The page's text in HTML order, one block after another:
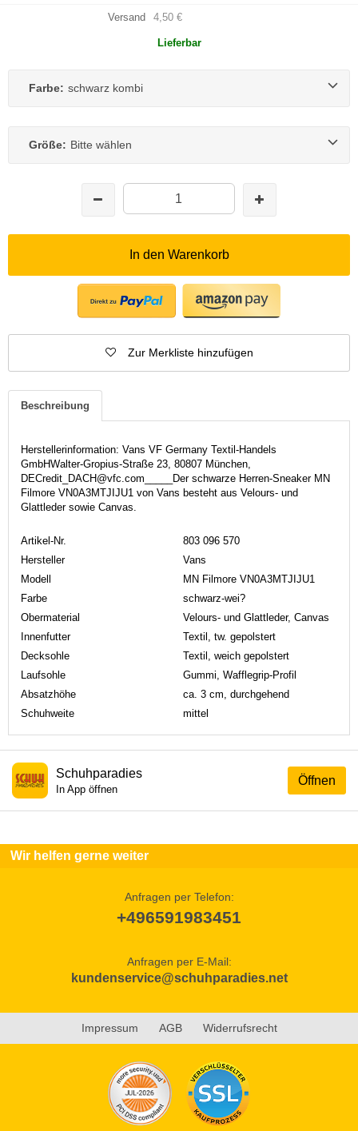
Versand 4,50 €
Lieferbar
Farbe: schwarz kombi
Größe: Bitte wählen
In den Warenkorb
Zur Merkliste hinzufügen
Beschreibung
Herstellerinformation: Vans VF Germany Textil-Handels
GmbHWalter-Gropius-Straße 23, 80807 München,
DECredit_DACH@vfc.com_____Der schwarze Herren-Sneaker MN
Filmore VN0A3MTJIJU1 von Vans besteht aus Velours- und
Glattleder sowie Canvas.
Artikel-Nr.
803 096 570
Hersteller
Vans
Modell
MN Filmore VN0A3MTJIJU1
Farbe
schwarz-wei?
Obermaterial
Velours- und Glattleder, Canvas
Innenfutter
Textil, tw. gepolstert
Decksohle
Textil, weich gepolstert
Laufsohle
Gummi, Wafflegrip-Profil
Absatzhöhe
ca. 3 cm, durchgehend
Schuhweite
mittel
Öffnen
Schuhparadies
In App öffnen
Wir helfen gerne weiter
Anfragen per Telefon:
+496591983451
Anfragen per E-Mail:
kundenservice@schuhparadies.net
Impressum AGB Widerrufsrecht